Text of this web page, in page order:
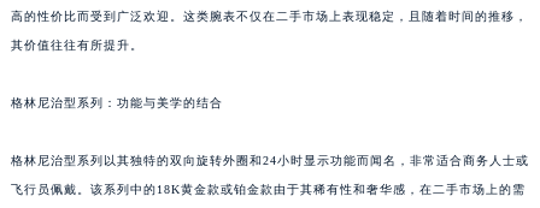
高的性价比而受到广泛欢迎。这类腕表不仅在二手市场上表现稳定，且随着时间的推移，
其价值往往有所提升。
格林尼治型系列：功能与美学的结合
格林尼治型系列以其独特的双向旋转外圈和24小时显示功能而闻名，非常适合商务人士或
飞行员佩戴。该系列中的18K黄金款或铂金款由于其稀有性和奢华感，在二手市场上的需